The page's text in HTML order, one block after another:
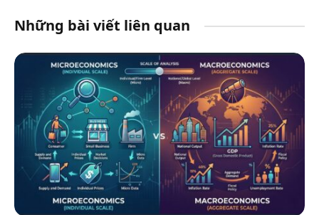
Những bài viết liên quan